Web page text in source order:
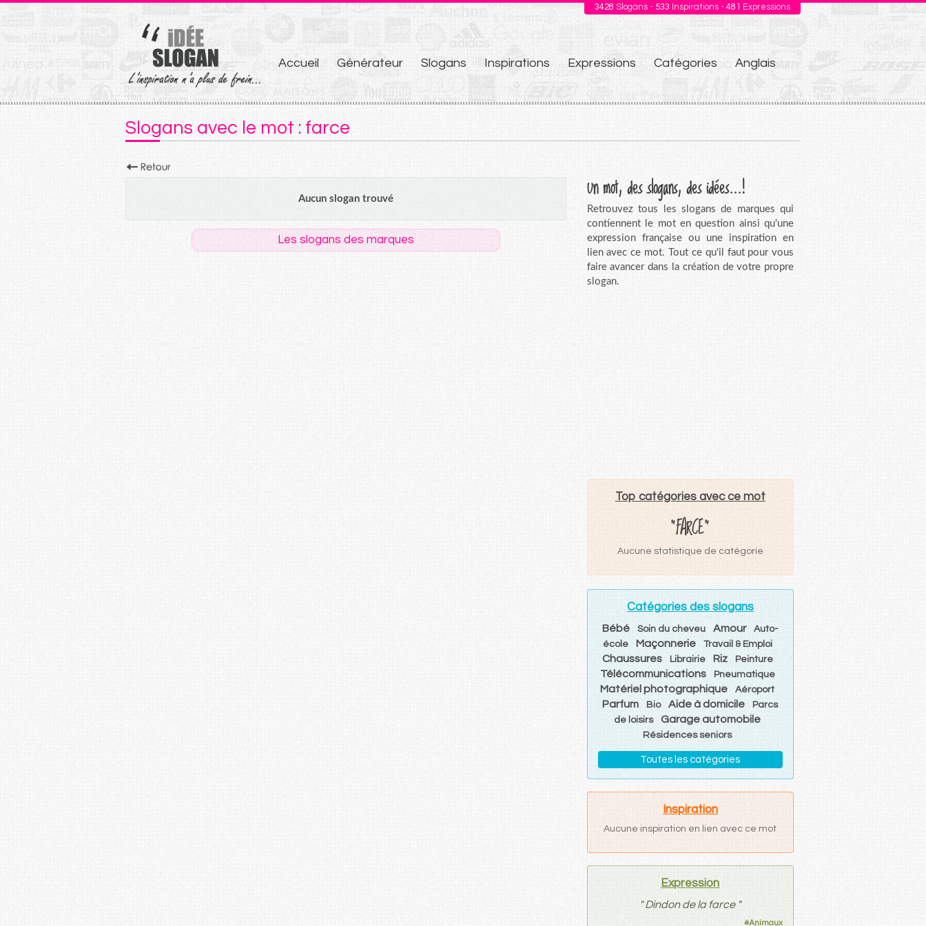
3428 Slogans - 533 Inspirations - 481 Expressions
Aller
au
contenu
Accueil Générateur Slogans Inspirations Expressions Catégories Anglais
Slogans avec le mot : farce
Aucun slogan trouvé
Les slogans des marques
Un mot, des slogans, des idées...!
Retrouvez tous les slogans de marques qui
contiennent le mot en question ainsi qu'une
expression française ou une inspiration en
lien avec ce mot. Tout ce qu'il faut pour vous
faire avancer dans la création de votre propre
slogan.
Top catégories avec ce mot
"FARCE"
Aucune statistique de catégorie
Catégories des slogans
Bébé Soin du cheveu Amour
Auto-
école
Maçonnerie Travail & Emploi
Chaussures Librairie Riz Peinture
Télécommunications Pneumatique
Matériel photographique Aéroport
Parfum Bio Aide à domicile
Parcs
de loisirs
Garage automobile
Résidences seniors
Toutes les catégories
Inspiration
Aucune inspiration en lien avec ce mot
Expression
" Dindon de la farce "
#Animaux